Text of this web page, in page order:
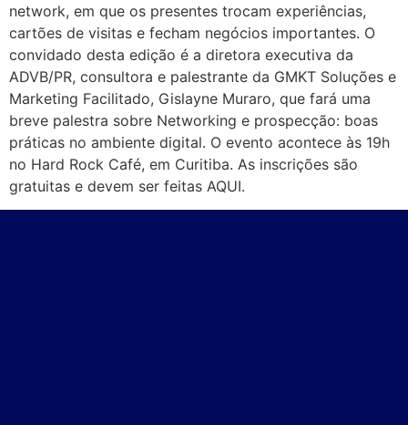
network, em que os presentes trocam experiências,
cartões de visitas e fecham negócios importantes. O
convidado desta edição é a diretora executiva da
ADVB/PR, consultora e palestrante da GMKT Soluções e
Marketing Facilitado, Gislayne Muraro, que fará uma
breve palestra sobre Networking e prospecção: boas
práticas no ambiente digital. O evento acontece às 19h
no Hard Rock Café, em Curitiba. As inscrições são
gratuitas e devem ser feitas AQUI.